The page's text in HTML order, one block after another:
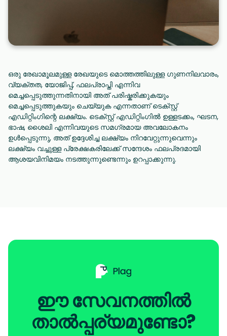
ഒരു രേഖാമൂലമുള്ള രേഖയുടെ മൊത്തത്തിലുള്ള ഗുണനിലവാരം,
വ്യക്തത, യോജിപ്പ്, ഫലപ്രാപ്തി എന്നിവ
മെച്ചപ്പെടുത്തുന്നതിനായി അത് പരിഷ്കരിക്കുകയും
മെച്ചപ്പെടുത്തുകയും ചെയ്യുക എന്നതാണ് ടെക്സ്റ്റ്
എഡിറ്റിംഗിന്റെ ലക്ഷ്യം. ടെക്സ്റ്റ് എഡിറ്റിംഗിൽ ഉള്ളടക്കം, ഘടന,
ഭാഷ, ശൈലി എന്നിവയുടെ സമഗ്രമായ അവലോകനം
ഉൾപ്പെടുന്നു, അത് ഉദ്ദേശിച്ച ലക്ഷ്യം നിറവേറ്റുന്നുവെന്നും
ലക്ഷ്യം വച്ചുള്ള പ്രേക്ഷകരിലേക്ക് സന്ദേശം ഫലപ്രദമായി
ആശയവിനിമയം നടത്തുന്നുണ്ടെന്നും ഉറപ്പാക്കുന്നു.
ഈ സേവനത്തിൽ
താൽപ്പര്യമുണ്ടോ?